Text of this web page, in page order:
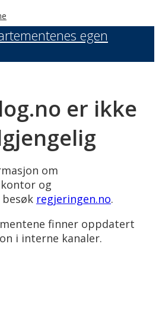
egen
er ikke
om
og
regjeringen.no.
finner oppdatert
i interne kanaler.